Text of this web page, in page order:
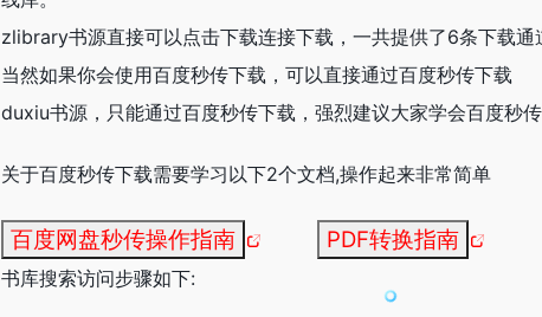
zlibrary书源直接可以点击下载连接下载，一共提供了6条下载
当然如果你会使用百度秒传下载，可以直接通过百度秒传下载
duxiu书源，只能通过百度秒传下载，强烈建议大家学会百度秒传
关于百度秒传下载需要学习以下2个文档,操作起来非常简单
百度网盘秒传操作指南 PDF转换指南
书库搜索访问步骤如下: